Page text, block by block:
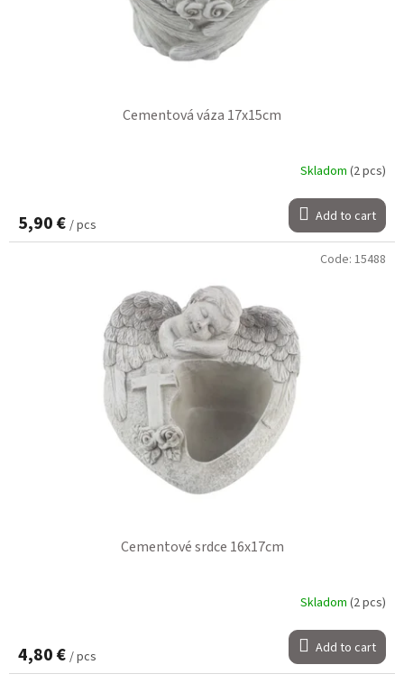
Cementová váza 17x15cm
Skladom (2 pcs)
5,90 € / pcs Add to cart
Cementové srdce 16x17cm
Skladom (2 pcs)
4,80 € / pcs Add to cart
Code: 15488